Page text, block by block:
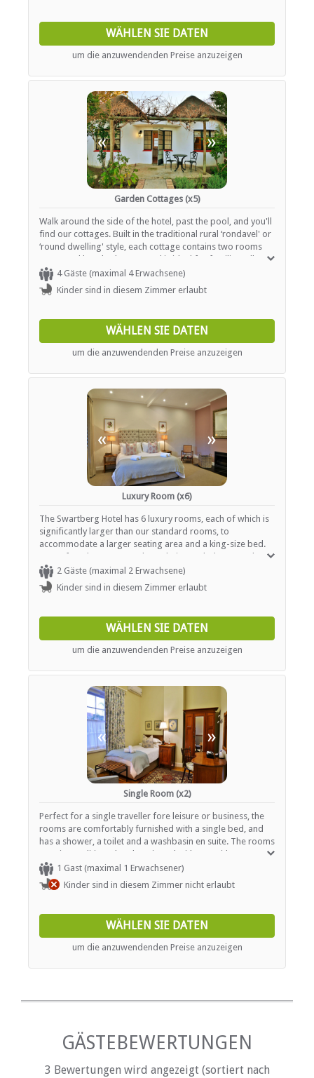
WÄHLEN SIE DATEN
um die anzuwendenden Preise anzuzeigen
« »
Garden Cottages (x5)
Walk around the side of the hotel, past the pool, and you'll
find our cottages. Built in the traditional rural ‘rondavel' or
‘round dwelling' style, each cottage contains two rooms
separated by a bathroom, and is ideal for families. All
rooms are equipped with a telephone, tea and coffee
making facilities, and a TV with selected DStv channels.
4 Gäste (maximal 4 Erwachsene)
Kinder sind in diesem Zimmer erlaubt
WÄHLEN SIE DATEN
um die anzuwendenden Preise anzuzeigen
« »
Luxury Room (x6)
The Swartberg Hotel has 6 luxury rooms, each of which is
significantly larger than our standard rooms, to
accommodate a larger seating area and a king-size bed.
Two of our luxury rooms have their own balcony, and we
can easily say that there's nothing better than standing on
the balcony in the morning and breathing in the pristine
Karoo air. Other facilities include a telephone, tea- and
channels. Each has its own en-suite bathroom.
2 Gäste (maximal 2 Erwachsene)
Kinder sind in diesem Zimmer erlaubt
WÄHLEN SIE DATEN
um die anzuwendenden Preise anzuzeigen
« »
Single Room (x2)
Perfect for a single traveller fore leisure or business, the
rooms are comfortably furnished with a single bed, and
has a shower, a toilet and a washbasin en suite. The rooms
are air-conditioned and equipped with TVs with a
selection of DStv channels, tea- and coffee-making
facilities, and Wi-Fi internet access.
1 Gast (maximal 1 Erwachsener)
Kinder sind in diesem Zimmer nicht erlaubt
WÄHLEN SIE DATEN
um die anzuwendenden Preise anzuzeigen
GÄSTEBEWERTUNGEN
3 Bewertungen wird angezeigt (sortiert nach